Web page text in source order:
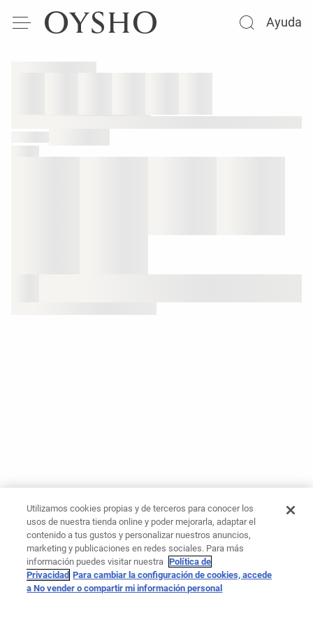
Ayuda
Utilizamos cookies propias y de terceros para conocer los
usos de nuestra tienda online y poder mejorarla, adaptar el
contenido a tus gustos y personalizar nuestros anuncios,
marketing y publicaciones en redes sociales. Para más
información puedes visitar nuestra Política de
Privacidad Para cambiar la configuración de cookies, accede
a No vender o compartir mi información personal